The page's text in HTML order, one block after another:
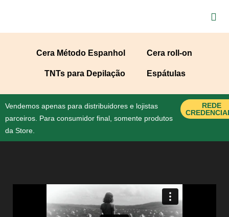
Cera Método Espanhol Cera roll-on
TNTs para Depilação Espátulas
Vendemos apenas para distribuidores e lojistas
parceiros. Para consumidor final, somente produtos
da Store.
REDE